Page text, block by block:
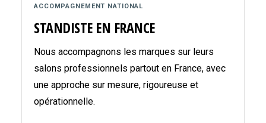
ACCOMPAGNEMENT NATIONAL
STANDISTE EN FRANCE
Nous accompagnons les marques sur leurs
salons professionnels partout en France, avec
une approche sur mesure, rigoureuse et
opérationnelle.